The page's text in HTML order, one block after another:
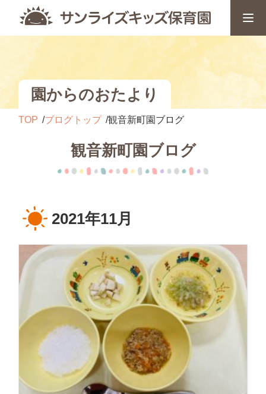
園からのおたより
TOP ブログトップ 観音新町園ブログ
観音新町園ブログ
2021年11月